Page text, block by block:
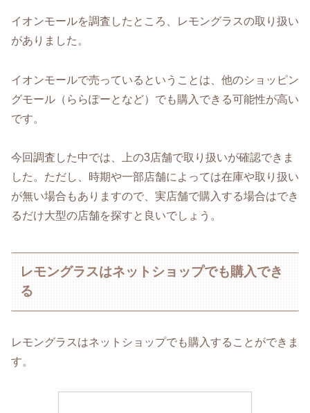
イオンモールを調査したところ、レモングラスの取り扱い
がありました。
イオンモールで売っているということは、他のショッピン
グモール（ららぽーとなど）でも購入できる可能性が高い
です。
今回調査した中では、上の3店舗で取り扱いが確認できま
した。ただし、時期や一部店舗によっては在庫や取り扱い
が無い場合もありますので、実店舗で購入する場合はでき
るだけ大型の店舗を探すと良いでしょう。
レモングラスはネットショップでも購入でき
る
レモングラスはネットショップでも購入することができま
す。